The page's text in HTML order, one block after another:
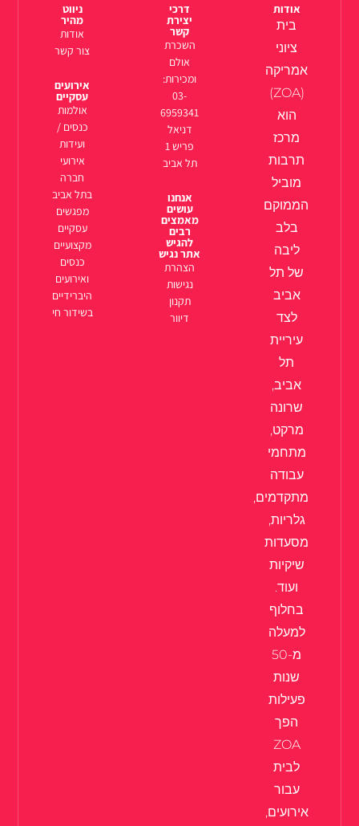
אודות
בית
ציוני
אמריקה
(ZOA)
הוא
מרכז
תרבות
מוביל
הממוקם
בלב
ליבה
של תל
אביב
לצד
עיריית
תל
אביב,
שרונה
מרקט,
מתחמי
עבודה
מתקדמים,
גלריות,
מסעדות
שיקיות
ועוד.
בחלוף
למעלה
מ-50
שנות
פעילות
הפך
ZOA
לבית
עבור
אירועים,
דרכי
יצירת
קשר
השכרת
אולם
ומכירות:
03-
6959341
דניאל
פריש 1
תל אביב
אנחנו
עושים
מאמצים
רבים
להגיש
אתר נגיש
הצהרת
נגישות
תקנון
דיוור
ניווט
מהיר
אודות
צור קשר
אירועים
עסקיים
אולמות
כנסים /
ועידות
אירועי
חברה
בתל אביב
מפגשים
עסקיים
מקצועיים
כנסים
ואירועים
היברידיים
בשידור חי